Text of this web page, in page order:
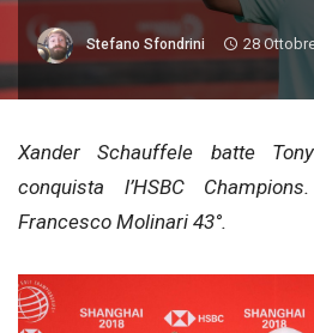
Stefano Sfondrini 28
Xander Schauffele batte
conquista l’HSBC
Francesco Molinari 43°.